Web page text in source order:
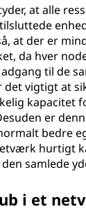
at alle
at der er
da hver
til de
det vigtigt at
kapacitet
er
bedre
hurtigt
samlede
i et